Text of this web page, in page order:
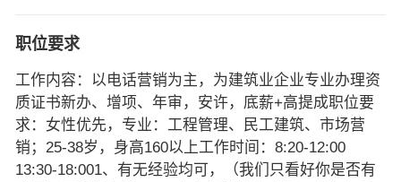
职位要求
工作内容：以电话营销为主，为建筑业企业专业办理资
质证书新办、增项、年审，安许，底薪+高提成职位要
求：女性优先，专业：工程管理、民工建筑、市场营
销；25-38岁，身高160以上工作时间：8:20-12:00
13:30-18:001、有无经验均可，（我们只看好你是否有